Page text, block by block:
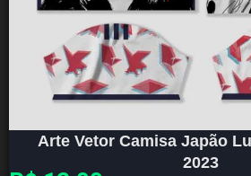
Arte Vetor Camisa Japão
2023